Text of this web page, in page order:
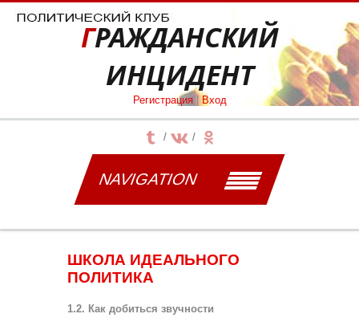
ГРАЖДАНСКИЙ
ИНЦИДЕНТ
Регистрация Вход
NAVIGATION
ШКОЛА ИДЕАЛЬНОГО
ПОЛИТИКА
1.2. Как добиться звучности